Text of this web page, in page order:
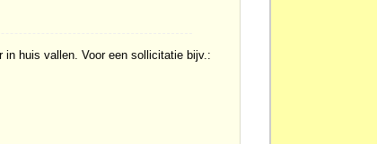
huis vallen. Voor een sollicitatie bijv.: